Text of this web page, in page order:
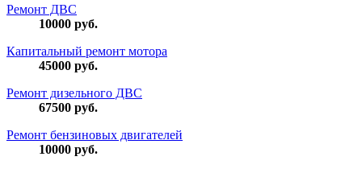
Ремонт ДВС
10000 руб.
Капитальный ремонт мотора
45000 руб.
Ремонт дизельного ДВС
67500 руб.
Ремонт бензиновых двигателей
10000 руб.